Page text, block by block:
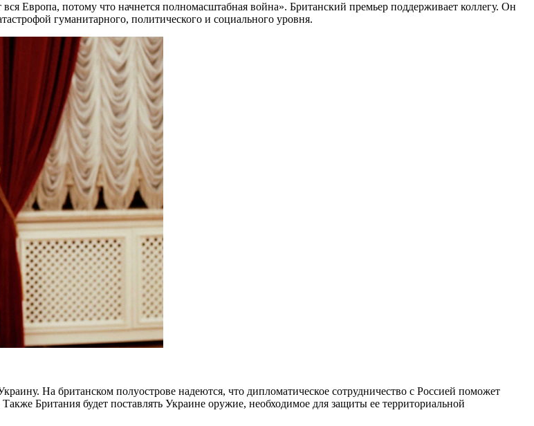
Европа, потому что начнется полномасштабная война». Британский премьер поддерживает коллегу. Он
гуманитарного, политического и социального уровня.
На британском полуострове надеются, что дипломатическое сотрудничество с Россией поможет
Британия будет поставлять Украине оружие, необходимое для защиты ее территориальной